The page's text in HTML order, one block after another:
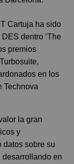
Cartuja ha sido
dentro ‘The
premios
en los
Technova
la gran
y
datos sobre su
en